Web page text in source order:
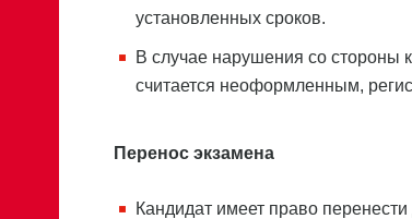
установленных сроков.
В случае нарушения со стороны
считается неоформленным,
Перенос экзамена
Кандидат имеет право